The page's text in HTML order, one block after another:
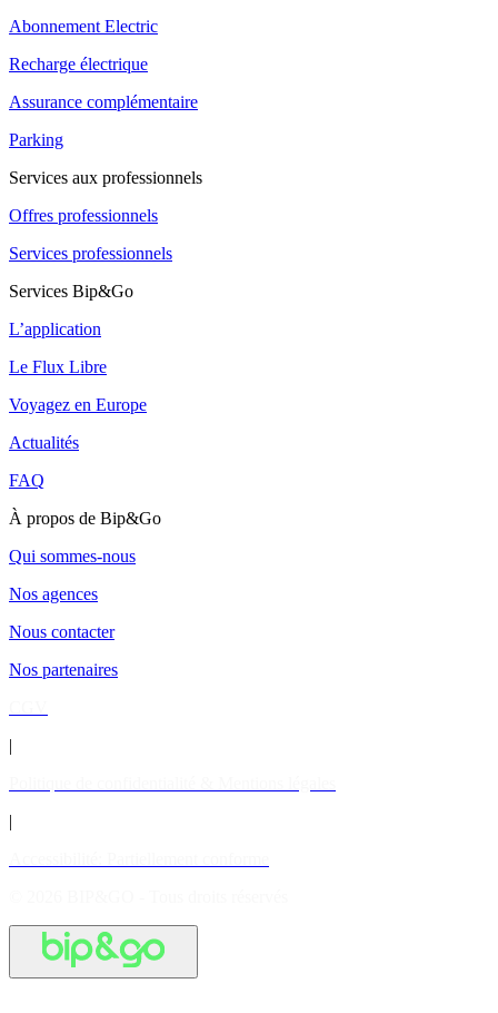
Abonnement Electric
Recharge électrique
Assurance complémentaire
Parking
Services aux professionnels
Offres professionnels
Services professionnels
Services Bip&Go
L’application
Le Flux Libre
Voyagez en Europe
Actualités
FAQ
À propos de Bip&Go
Qui sommes-nous
Nos agences
Nous contacter
Nos partenaires
|
|